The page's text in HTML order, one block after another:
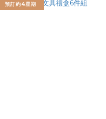
預訂約4星期